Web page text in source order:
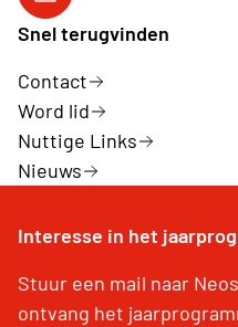
Snel terugvinden
Contact
Word lid
Nuttige Links
Nieuws
Interesse in het
Stuur een mail naar
ontvang het